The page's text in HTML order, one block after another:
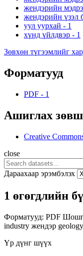
жендэрийн
жендэрийн үзэл
уул уурхай - 1
хүнд үйлдвэр - 1
Зөвхөн түгээмлийг
Форматууд
PDF - 1
Ашиглах
Creative
close
Дараахаар эрэмбэлэх
1 өгөгдлийн
Форматууд: PDF
industry жендэр geology
Үр дүнг шүүх